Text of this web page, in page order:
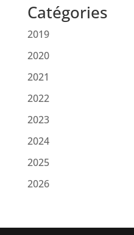
Catégories
2019
2020
2021
2022
2023
2024
2025
2026